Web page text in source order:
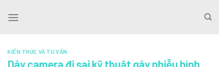
KIẾN THỨC VÀ TƯ VẤN
Dây camera đi sai kỹ thuật gây nhiễu hình